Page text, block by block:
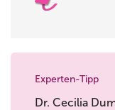
Experten-Tipp
Dr. Cecilia